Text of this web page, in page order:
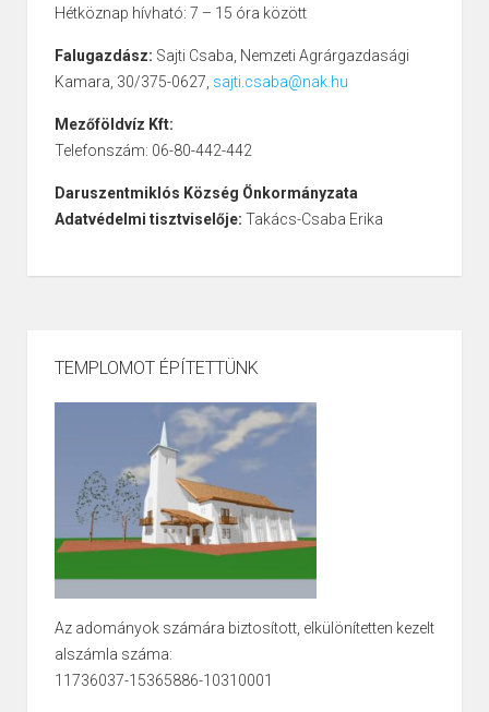
Hétköznap hívható: 7 – 15 óra között
Falugazdász: Sajti Csaba, Nemzeti Agrárgazdasági
Kamara, 30/375-0627, sajti.csaba@nak.hu
Mezőföldvíz Kft:
Telefonszám: 06-80-442-442
Daruszentmiklós Község Önkormányzata
Adatvédelmi tisztviselője: Takács-Csaba Erika
TEMPLOMOT ÉPÍTETTÜNK
Az adományok számára biztosított, elkülönítetten kezelt
alszámla száma:
11736037-15365886-10310001